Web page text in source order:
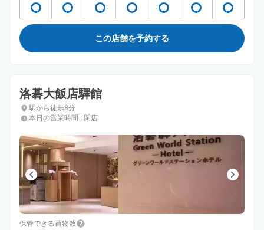
この店舗を予約する
洛碁大飯店驛館
駅から徒歩8分
本日の営業時間 : 閉店
保管できる荷物数